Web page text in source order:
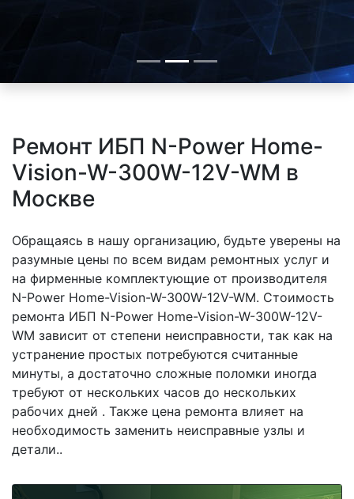
Ремонт ИБП N-Power Home-
Vision-W-300W-12V-WM в
Москве
Обращаясь в нашу организацию, будьте уверены на
разумные цены по всем видам ремонтных услуг и
на фирменные комплектующие от производителя
N-Power Home-Vision-W-300W-12V-WM. Стоимость
ремонта ИБП N-Power Home-Vision-W-300W-12V-
WM зависит от степени неисправности, так как на
устранение простых потребуются считанные
минуты, а достаточно сложные поломки иногда
требуют от нескольких часов до нескольких
рабочих дней . Также цена ремонта влияет на
необходимость заменить неисправные узлы и
детали..